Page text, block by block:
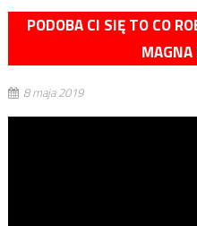
PODOBA CI SIĘ TO CO
MAGNA
8 maja 2019